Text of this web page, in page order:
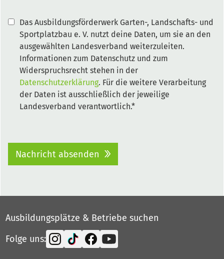
Das Ausbildungsförderwerk Garten-, Landschafts- und
Sportplatzbau e. V. nutzt deine Daten, um sie an den
ausgewählten Landesverband weiterzuleiten.
Informationen zum Datenschutz und zum
Widerspruchsrecht stehen in der
Datenschutzerklärung. Für die weitere Verarbeitung
der Daten ist ausschließlich der jeweilige
Landesverband verantwortlich.*
Nachricht absenden
Ausbildungsplätze & Betriebe suchen
Folge uns: